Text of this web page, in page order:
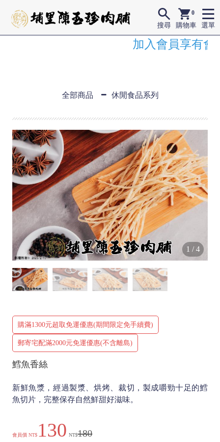
0
購物車
搜尋 選單
加入會員享有會
全部商品 休閒食品系列
1 /4
鱈魚香絲
購滿1300元超取免運優惠(期間限定免手續費)
郵寄宅配滿2000元免運優惠(不含離島)
新鮮魚漿，經過製漿、烘烤、裁切，製成嚼勁十足的鱈
魚切片，完整保存自然鮮甜好滋味。
會員價 NT$ 130 NT$180